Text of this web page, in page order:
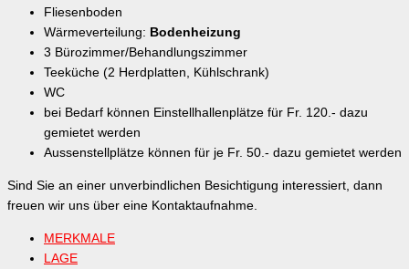
Fliesenboden
Wärmeverteilung: Bodenheizung
3 Bürozimmer/Behandlungszimmer
Teeküche (2 Herdplatten, Kühlschrank)
WC
bei Bedarf können Einstellhallenplätze für Fr. 120.- dazu
gemietet werden
Aussenstellplätze können für je Fr. 50.- dazu gemietet werden
Sind Sie an einer unverbindlichen Besichtigung interessiert, dann
freuen wir uns über eine Kontaktaufnahme.
MERKMALE
LAGE